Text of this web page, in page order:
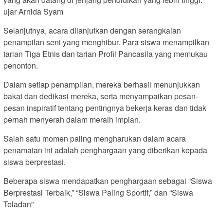
ujar Arnida Syam
Selanjutnya, acara dilanjutkan dengan serangkaian
penampilan seni yang menghibur. Para siswa menampilkan
tarian Tiga Etnis dan tarian Profil Pancasila yang memukau
penonton.
Dalam setiap penampilan, mereka berhasil menunjukkan
bakat dan dedikasi mereka, serta menyampaikan pesan-
pesan inspiratif tentang pentingnya bekerja keras dan tidak
pernah menyerah dalam meraih impian.
Salah satu momen paling mengharukan dalam acara
penamatan ini adalah penghargaan yang diberikan kepada
siswa berprestasi.
Beberapa siswa mendapatkan penghargaan sebagai “Siswa
Berprestasi Terbaik,” “Siswa Paling Sportif,” dan “Siswa
Teladan”